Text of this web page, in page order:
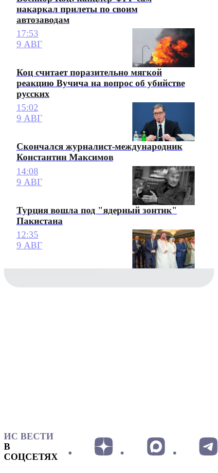
накаркал прилеты по своим
автозаводам
17:53
9 АВГ
Коц считает поразительно мягкой
реакцию Вучича на вопрос об убийстве
русских
15:02
9 АВГ
Скончался журналист-международник
Константин Максимов
14:08
9 АВГ
Турция вошла под "ядерный зонтик"
Пакистана
12:35
9 АВГ
ИС ВЕСТИ
В
СОЦСЕТЯХ